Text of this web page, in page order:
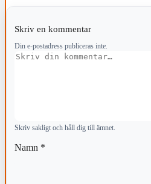
Skriv en kommentar
Din e-postadress publiceras inte.
Kommentar
Skriv sakligt och håll dig till ämnet.
Namn *